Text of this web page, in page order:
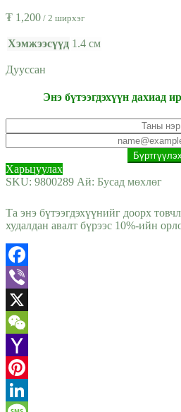
₮ 1,200 / 2 ширхэг
Хэмжээсүүд 1.4 см
Дууссан
Энэ бүтээгдэхүүн дахиад
Харьцуулах
SKU: 9800289 Ай: Бусад мөхлөг
Та энэ бүтээгдэхүүнийг доорх
худалдан авалт бүрээс 10%-ийн
Facebook
Viber
X
WeChat
Yahoo
Mail
Pinterest